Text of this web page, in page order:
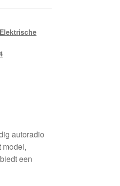
Elektrische
autoradio
model,
een